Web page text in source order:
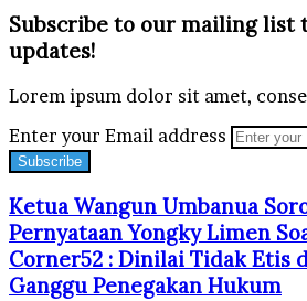
Subscribe to our mailing list
updates!
Lorem ipsum dolor sit amet,
Enter your Email address
Ketua Wangun Umbanua
Pernyataan Yongky Limen
Corner52 : Dinilai Tidak Etis
Ganggu Penegakan Hukum